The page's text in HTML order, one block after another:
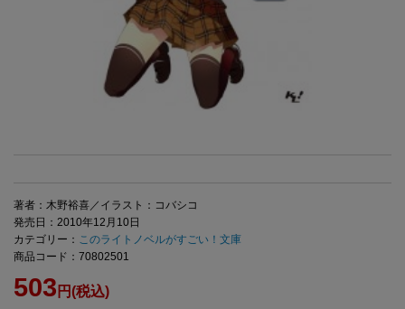
著者：木野裕喜／イラスト：コバシコ
発売日：2010年12月10日
カテゴリー： このライトノベルがすごい！文庫
商品コード：70802501
503 円(税込)